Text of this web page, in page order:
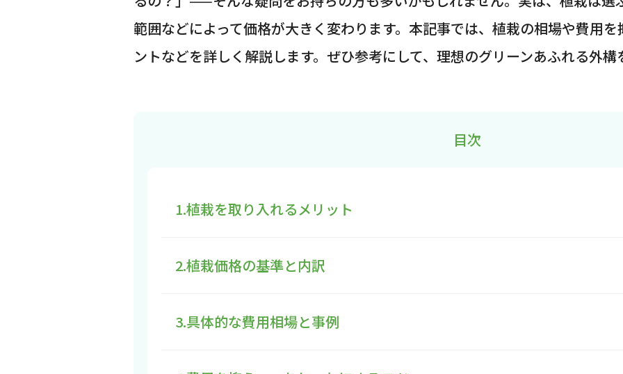
範囲などによって価格が大きく変わります。本記事では、植栽の相場や費用
ントなどを詳しく解説します。ぜひ参考にして、理想のグリーンあふれる外構
目次
1.植栽を取り入れるメリット
2.植栽価格の基準と内訳
3.具体的な費用相場と事例